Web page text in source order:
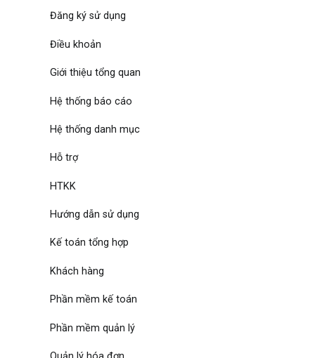
Đăng ký sử dụng
Điều khoản
Giới thiệu tổng quan
Hệ thống báo cáo
Hệ thống danh mục
Hỗ trợ
HTKK
Hướng dẫn sử dụng
Kế toán tổng hợp
Khách hàng
Phần mềm kế toán
Phần mềm quản lý